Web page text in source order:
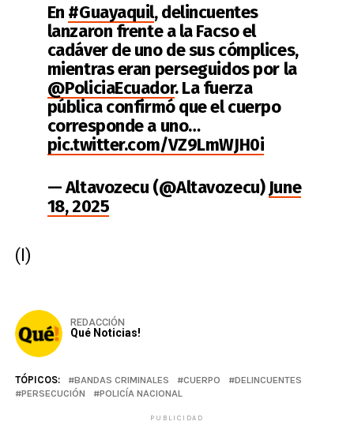
En #Guayaquil, delincuentes
lanzaron frente a la Facso el
cadáver de uno de sus cómplices,
mientras eran perseguidos por la
@PoliciaEcuador. La fuerza
pública confirmó que el cuerpo
corresponde a uno…
pic.twitter.com/VZ9LmWJH0i
— Altavozecu (@Altavozecu)June
18, 2025
(I)
REDACCIÓN
Qué Noticias!
TÓPICOS: BANDAS CRIMINALES CUERPO
DELINCUENTES
PERSECUCIÓN
POLICÍA NACIONAL
PUBLICIDAD